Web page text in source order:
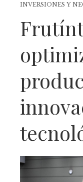
INVERSIONES Y